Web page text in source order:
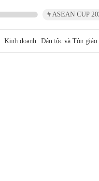
# ASEAN CUP
Kinh doanh Dân tộc và Tôn giáo